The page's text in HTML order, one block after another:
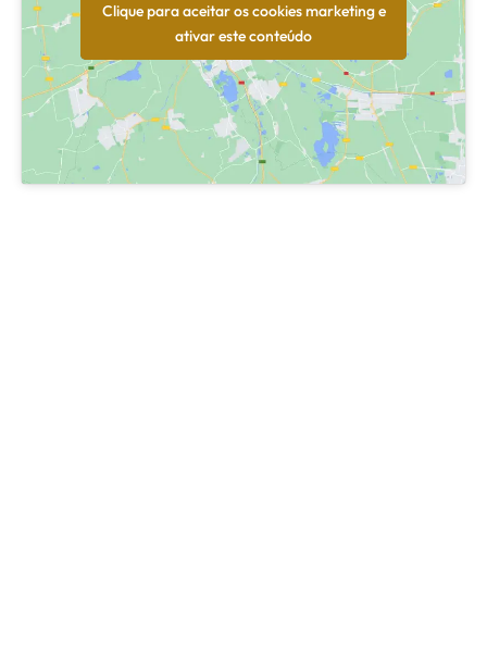
Clique para aceitar os cookies marketing e
ativar este conteúdo